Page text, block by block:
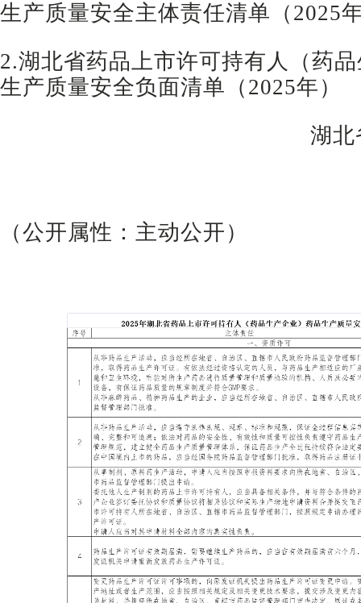
生产质量安全主体责任清单（2025
2.湖北省药品上市许可持有人（药
生产质量安全负面清单（2025年）
湖北
（公开属性：主动公开）